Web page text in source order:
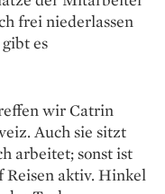
frei niederlassen
es
wir Catrin
Auch sie sitzt
arbeitet; sonst ist
Reisen aktiv. Hinkel